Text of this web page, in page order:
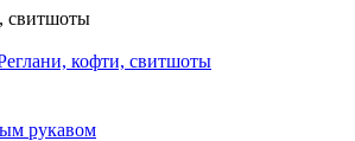
свитшоты
кофти, свитшоты
рукавом